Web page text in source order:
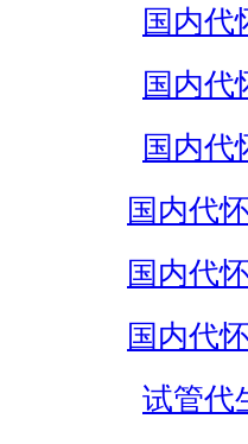
国内代
国内代
国内代
国内代
国内代
国内代
试管代